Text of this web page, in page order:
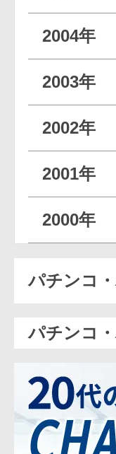
2004年
2003年
2002年
2001年
2000年
パチンコ
パチンコ